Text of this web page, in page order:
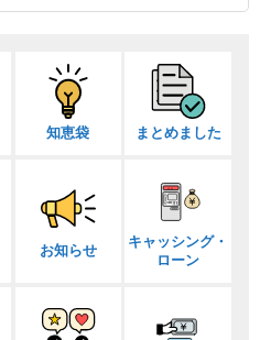
知恵袋 まとめました
お知らせ
キャッシング・
ローン